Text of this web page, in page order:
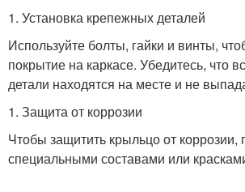
1. Установка крепежных деталей
Используйте болты, гайки и винты,
покрытие на каркасе. Убедитесь, что
детали находятся на месте и не
1. Защита от коррозии
Чтобы защитить крыльцо от коррозии,
специальными составами или